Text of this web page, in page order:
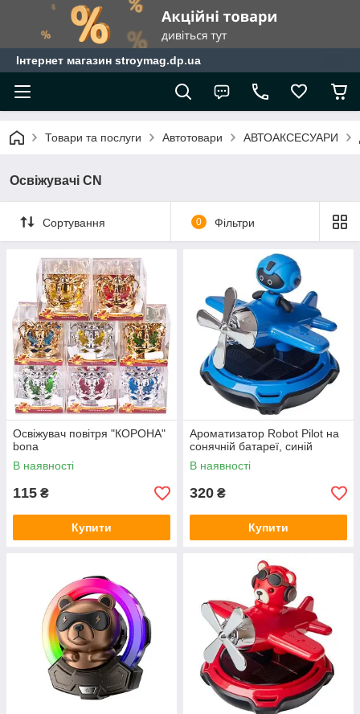
Інтернет магазин stroymag.dp.ua
Товари та послуги Автотовари АВТОАКСЕСУАРИ
Освіжувачі CN
Сортування 0 Фільтри
Освіжувач повітря "КОРОНА"
bona
В наявності
115 ₴
Купити
Ароматизатор Robot Pilot на
сонячній батареї, синій
В наявності
320 ₴
Купити